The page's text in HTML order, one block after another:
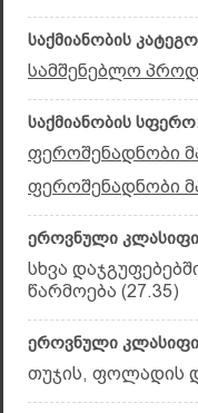
საქმიანობის
სამშენებლო
საქმიანობის
ფეროშენადნობი
ფეროშენადნობი
ეროვნული
სხვა
წარმოება (27.35)
ეროვნული
თუჯის, ფოლადის